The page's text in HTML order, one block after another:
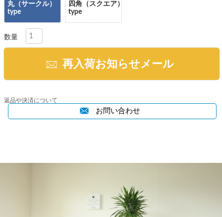
丸（サークル）
type
四角（スクエア）
type
再入荷お知らせメール
お問い合わせ
返品や決済について